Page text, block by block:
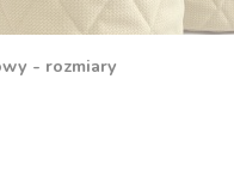
- rozmiary